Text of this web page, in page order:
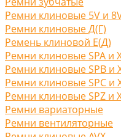
Ремни клиновые 5V и 8V
Ремни клиновые Д(Г)
Ремень клиновой Е(Д)
Ремни клиновые SPA и
Ремни клиновые SPB и
Ремни клиновые SPC и
Ремни клиновые SPZ и
Ремни вариаторные
Ремни вентиляторные